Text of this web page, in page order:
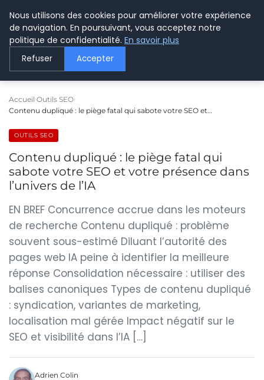
LE WEBMARKETING
Accueil Outils SEO
Contenu dupliqué : le piège fatal qui sabote votre SEO et…
OUTILS SEO
Contenu dupliqué : le piège fatal qui
sabote votre SEO et votre présence dans
l’univers de l’IA
EN BREF Concurrence accrue dans les moteurs
de recherche Contenu dupliqué : problème
souvent sous-estimé Diluant l’autorité des
pages web IA peine à identifier la meilleure
réponse Consolidation nécessaire : utiliser des
balises canoniques Types de contenu dupliqué
: syndication, variantes de marketing,
localisation mal gérée Impact négatif sur le
SEO et visibilité dans l’IA […]
Adrien Colin
Nous utilisons des cookies pour améliorer votre expérience
de navigation. En poursuivant, vous acceptez notre
politique de confidentialité. En savoir plus
Refuser Accepter